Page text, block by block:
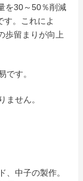
を30～50％削減
。 これによ
歩留まりが向上
です。
ません。
、中子の製作。